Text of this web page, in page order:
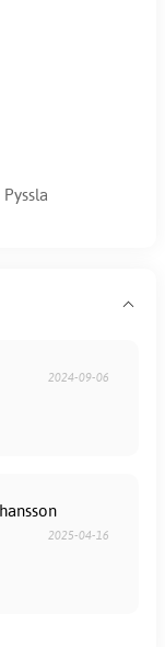
Pyssla
2024-09-06
2025-04-16